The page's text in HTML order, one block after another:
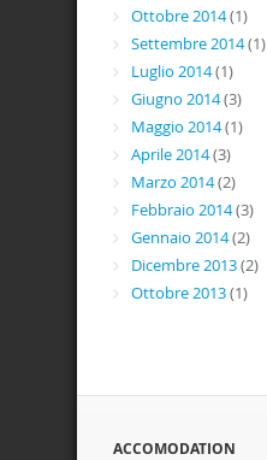
Ottobre 2014(1)
Settembre 2014(1)
Luglio 2014(1)
Giugno 2014(3)
Maggio 2014(1)
Aprile 2014(3)
Marzo 2014(2)
Febbraio 2014(3)
Gennaio 2014(2)
Dicembre 2013(2)
Ottobre 2013(1)
ACCOMODATION